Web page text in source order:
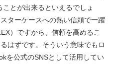
とが出来るといえるでしょ
ターケースへの熱い信頼で一躍
）ですから、信頼を高めるこ
はずです。そういう意味でもロ
を公式のSNSとして活用してい